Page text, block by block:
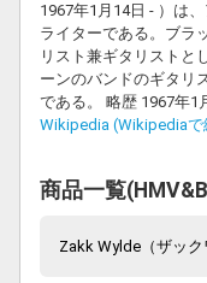
1967年1月14日 - ）は
ライターである。ブラ
リスト兼ギタリストと
ーンのバンドのギタリ
である。 略歴 1967年1
Wikipedia (Wikipediaで
商品一覧
Zakk Wylde（ザック